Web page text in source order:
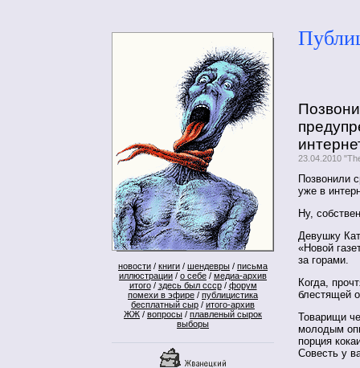
новости / книги / шендевры / письма
иллюстрации / о себе / медиа-архив
итого/ здесь был ссср/ форум
помехи в эфире / публицистика
бесплатный сыр / итого-архив
ЖЖ / вопросы / плавленый сырок
выборы
23.04.2010
Позвонили
уже в
Ну,
Девушку
«Новой
за горами.
Когда,
блестящей
Товарищи
молодым
порция
Совесть у